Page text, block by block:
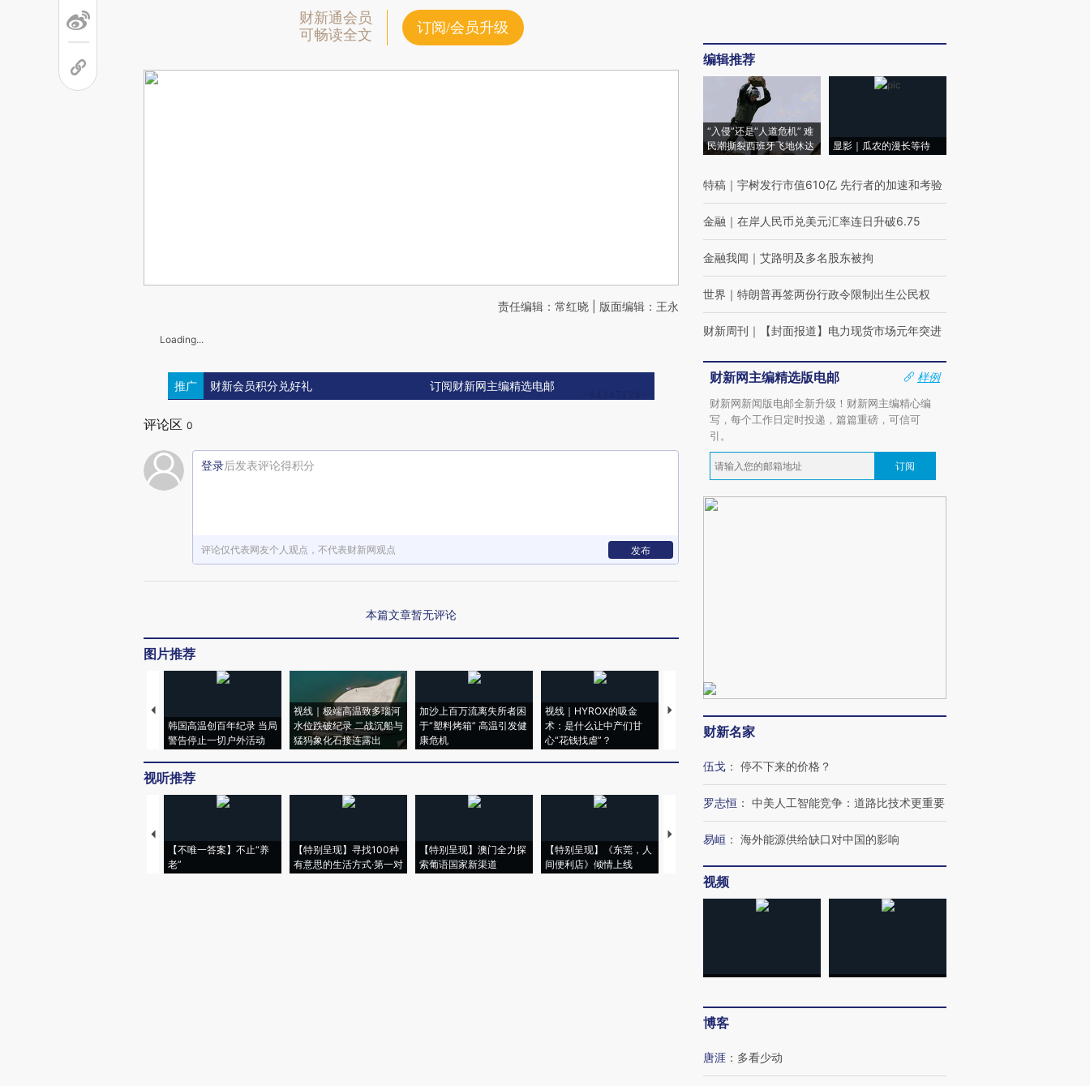
财新通会员
可畅读全文
订阅/会员升级
责任编辑：常红晓 | 版面编辑：王永
Loading...
推广 财新会员积分兑好礼 订阅财新网主编精选电邮
评论区 0
登录后发表评论得积分
评论仅代表网友个人观点，不代表财新网观点 发布
本篇文章暂无评论
图片推荐
韩国高温创百年纪录 当局
警告停止一切户外活动
视线｜极端高温致多瑙河
水位跌破纪录 二战沉船与
猛犸象化石接连露出
加沙上百万流离失所者困
于“塑料烤箱” 高温引发健
康危机
视线｜HYROX的吸金
术：是什么让中产们甘
心“花钱找虐”？
马航飞行员跨国走私7万
粒摇头丸 尿检体内含3种
视听推荐
【不唯一答案】不止“养
老”
【特别呈现】寻找100种
有意思的生活方式·第一对
【特别呈现】澳门全力探
索葡语国家新渠道
【特别呈现】《东莞，人
间便利店》倾情上线
【推广】走进第四届链博
有意思的生活方式·第三对
住三大增长引擎是什么？
编辑推荐
“入侵”还是“人道危机” 难
民潮撕裂西班牙飞地休达
显影｜瓜农的漫长等待
特稿 ｜ 宇树发行市值610亿 先行者的加速和考验
金融 ｜ 在岸人民币兑美元汇率连日升破6.75
金融我闻 ｜ 艾路明及多名股东被拘
世界 ｜ 特朗普再签两份行政令限制出生公民权
财新周刊 ｜ 【封面报道】电力现货市场元年突进
财新网主编精选版电邮
样例
财新网新闻版电邮全新升级！财新网主编精心编
写，每个工作日定时投递，篇篇重磅，可信可
引。
订阅
财新名家
伍戈 ： 停不下来的价格？
罗志恒 ： 中美人工智能竞争：道路比技术更重要
易峘 ： 海外能源供给缺口对中国的影响
视频
博客
唐涯 ： 多看少动